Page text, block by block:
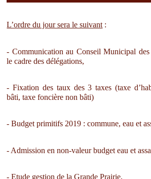
L’ordre du jour sera le suivant :
- Communication au Conseil Municipal des
le cadre des délégations,
- Fixation des taux des 3 taxes (taxe
bâti, taxe foncière non bâti)
- Budget primitifs 2019 : commune, eau et
- Admission en non-valeur budget eau et
- Etude gestion de la Grande Prairie,